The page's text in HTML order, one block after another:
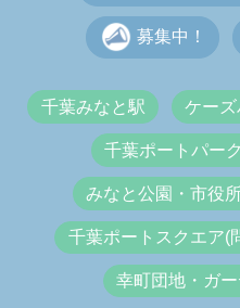
募集中！
千葉みなと駅 ケー
千葉ポートパー
みなと公園・市役
千葉ポートスクエア(
幸町団地・ガ